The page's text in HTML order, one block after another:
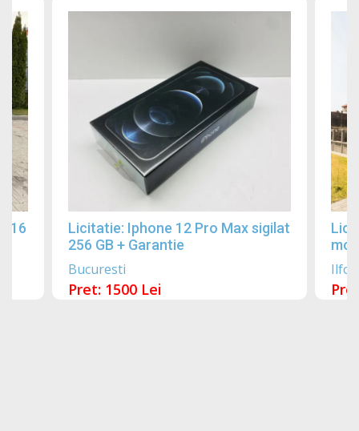
Licitatie: Iphone 12 Pro Max sigilat
256 GB + Garantie
Bucuresti
Pret: 1500 Lei
Ilfov